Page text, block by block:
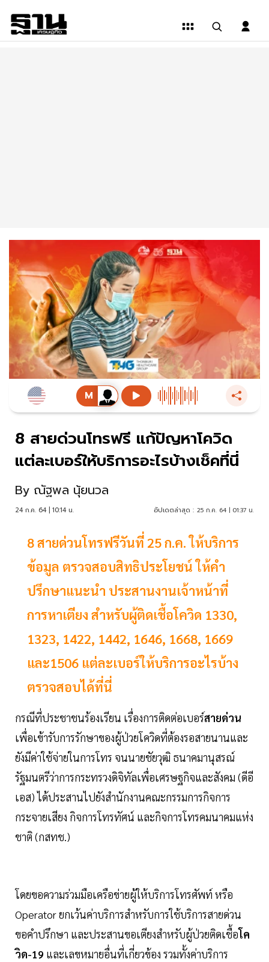
8 สายด่วนโทรฟรี แก้ปัญหาโควิด
แต่ละเบอร์ให้บริการอะไรบ้างเช็คที่นี่
By ณัฐพล นุ้ยนวล
24 ก.ค. 64 | 10:14 น. อัปเดตล่าสุด : 25 ก.ค. 64 | 01:37 น.
8 สายด่วนโทรฟรีวันที่ 25 ก.ค. ให้บริการ
ข้อมูล ตรวจสอบสิทธิประโยชน์ ให้คำ
ปรึกษาแนะนำ ประสานงานเจ้าหน้าที่
การหาเตียง สำหรับผู้ติดเชื้อโควิด 1330,
1323, 1422, 1442, 1646, 1668, 1669
และ1506 แต่ละเบอร์ให้บริการอะไรบ้าง
ตรวจสอบได้ที่นี่
กรณีที่ประชาชนร้องเรียน เรื่องการติดต่อเบอร์สายด่วน
เพื่อเข้ารับการรักษาของผู้ป่วยโควิดที่ต้องรอสายนานและ
ยังมีค่าใช้จ่ายในการโทร จนนายชัยวุฒิ ธนาคมานุสรณ์
รัฐมนตรีว่าการกระทรวงดิจิทัลเพื่อเศรษฐกิจและสังคม (ดีอี
เอส) ได้ประสานไปยังสำนักงานคณะกรรมการกิจการ
กระจายเสียง กิจการโทรทัศน์ และกิจการโทรคมนาคมแห่ง
ชาติ (กสทช.)
โดยขอความร่วมมือเครือข่ายผู้ให้บริการโทรศัพท์ หรือ
Operator ยกเว้นค่าบริการสำหรับการใช้บริการสายด่วน
ขอคำปรึกษา และประสานขอเตียงสำหรับผู้ป่วยติดเชื้อโค
วิด-19 และเลขหมายอื่นที่เกี่ยวข้อง รวมทั้งค่าบริการ